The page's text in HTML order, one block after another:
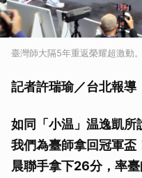
臺灣師大隔5年重返榮耀超激動
記者許瑞瑜／台北報導
如同「小温」温逸凱所
我們為臺師拿回冠軍盃
晨聯手拿下26分，率